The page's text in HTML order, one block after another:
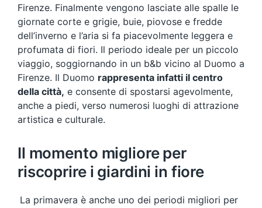
Firenze. Finalmente vengono lasciate alle spalle le
giornate corte e grigie, buie, piovose e fredde
dell’inverno e l’aria si fa piacevolmente leggera e
profumata di fiori. Il periodo ideale per un piccolo
viaggio, soggiornando in un b&b vicino al Duomo a
Firenze. Il Duomo rappresenta infatti il centro
della città, e consente di spostarsi agevolmente,
anche a piedi, verso numerosi luoghi di attrazione
artistica e culturale.
Il momento migliore per
riscoprire i giardini in fiore
La primavera è anche uno dei periodi migliori per